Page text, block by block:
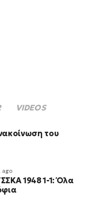
VIDEOS
του
ago
1948 1-1: Όλα